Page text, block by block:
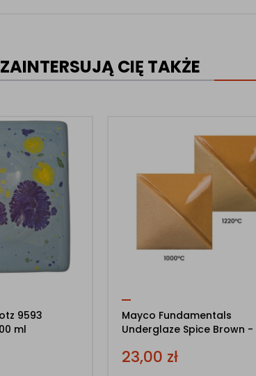
ZAINTERSUJĄ CIĘ TAKŻE
9593
ml
Mayco Fundamentals
Underglaze Spice Brown
23,00 zł